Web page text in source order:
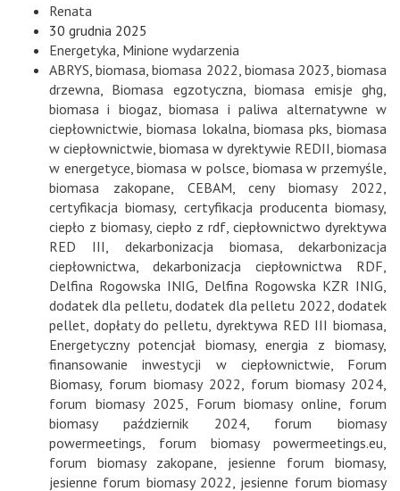
Renata
30 grudnia 2025
Energetyka Minione wydarzenia
ABRYS ,biomasa ,biomasa 2022 biomasa 2023 ,biomasa
drzewna
Biomasa egzotyczna ,biomasa emisje ghg
biomasa i biogaz ,biomasa i paliwa alternatywne w
ciepłownictwie biomasa lokalna ,biomasa pks ,biomasa
w ciepłownictwie biomasa w dyrektywie REDII biomasa
w energetyce ,biomasa w polsce biomasa w przemyśle
biomasa zakopane
CEBAM ,ceny biomasy 2022
certyfikacja biomasy, certyfikacja producenta biomasy,
ciepło z biomasy, ciepło z rdf ciepłownictwo dyrektywa
RED III
dekarbonizacja biomasa
dekarbonizacja
ciepłownictwa
dekarbonizacja ciepłownictwa RDF
Delfina Rogowska INIG
Delfina Rogowska KZR INIG
dodatek dla pelletu ,dodatek dla pelletu 2022 ,dodatek
pellet dopłaty do pelletu dyrektywa RED III biomasa
Energetyczny potencjał biomasy,energia z biomasy,
finansowanie inwestycji w ciepłownictwie
Forum
Biomasy, forum biomasy 2022 forum biomasy 2024
forum biomasy 2025
Forum biomasy online
forum
biomasy październik 2024, forum biomasy
powermeetings
forum biomasy powermeetings.eu
forum biomasy zakopane
jesienne forum biomasy,
jesienne forum biomasy 2022 jesienne forum biomasy